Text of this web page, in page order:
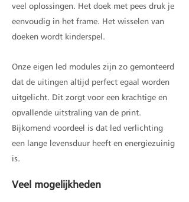
veel oplossingen. Het doek met pees druk je
eenvoudig in het frame. Het wisselen van
doeken wordt kinderspel.
Onze eigen led modules zijn zo gemonteerd
dat de uitingen altijd perfect egaal worden
uitgelicht. Dit zorgt voor een krachtige en
opvallende uitstraling van de print.
Bijkomend voordeel is dat led verlichting
een lange levensduur heeft en energiezuinig
is.
Veel mogelijkheden